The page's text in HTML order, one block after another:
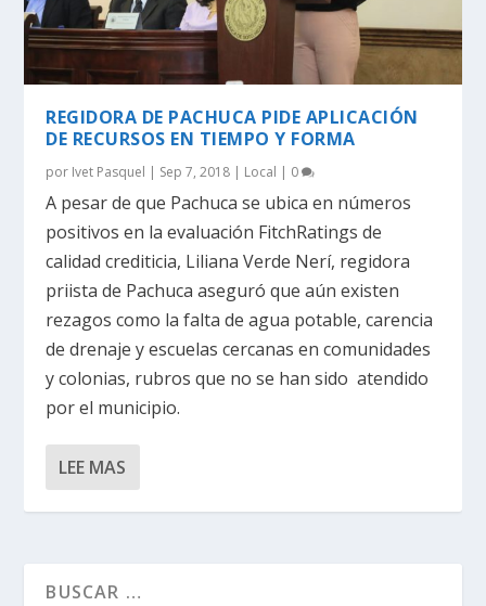
REGIDORA DE PACHUCA PIDE APLICACIÓN
DE RECURSOS EN TIEMPO Y FORMA
por Ivet Pasquel | Sep 7, 2018 | Local | 0
A pesar de que Pachuca se ubica en números
positivos en la evaluación FitchRatings de
calidad crediticia, Liliana Verde Nerí, regidora
priista de Pachuca aseguró que aún existen
rezagos como la falta de agua potable, carencia
de drenaje y escuelas cercanas en comunidades
y colonias, rubros que no se han sido atendido
por el municipio.
LEE MAS